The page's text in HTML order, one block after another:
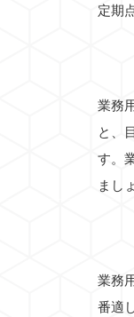
定期
業務
と、
す。
まし
業務
番適